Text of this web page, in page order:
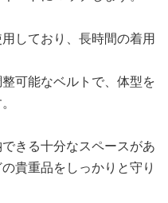
しており、長時間の着用
可能なベルトで、体型を
きる十分なスペースがあ
貴重品をしっかりと守り